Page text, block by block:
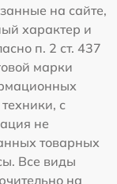
на сайте,
характер и
п. 2 ст. 437
марки
с
не
товарных
Все виды
на